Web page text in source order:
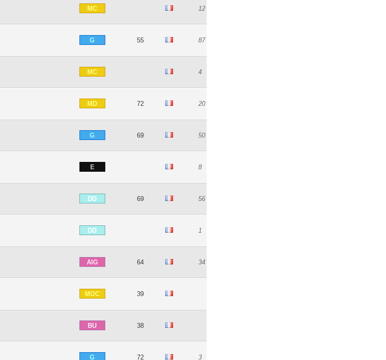
MC 12
G 55 87
MC 4
MD 72 20
G 69 50
E 8
DD 69 56
DD 1
AIG 64 34
MOC 39
BU 38
G 72 3